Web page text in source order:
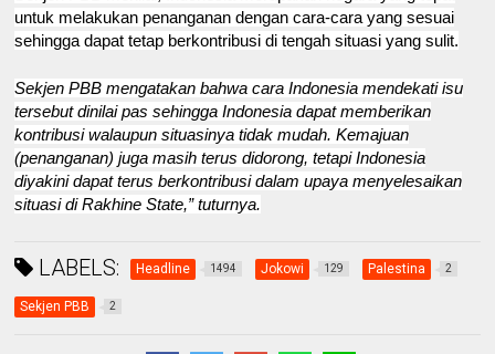
untuk melakukan penanganan dengan cara-cara yang sesuai
sehingga dapat tetap berkontribusi di tengah situasi yang sulit.
Sekjen PBB mengatakan bahwa cara Indonesia mendekati isu
tersebut dinilai pas sehingga Indonesia dapat memberikan
kontribusi walaupun situasinya tidak mudah. Kemajuan
(penanganan) juga masih terus didorong, tetapi Indonesia
diyakini dapat terus berkontribusi dalam upaya menyelesaikan
situasi di Rakhine State,” tuturnya.
LABELS: Headline 1494 Jokowi 129 Palestina 2
Sekjen PBB 2